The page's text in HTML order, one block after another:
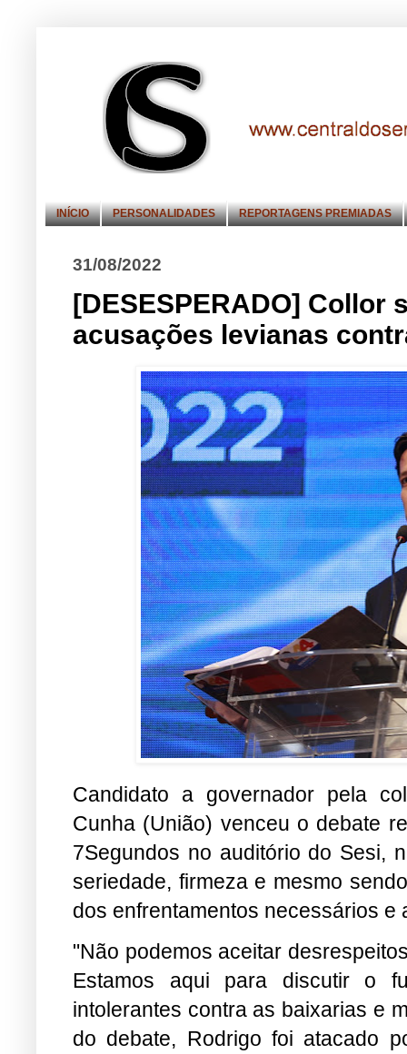
INÍCIO PERSONALIDADES REPORTAGENS PREMIADAS
31/08/2022
[DESESPERADO] Collor
acusações levianas
Candidato a governador pela
Cunha (União) venceu o debate
7Segundos no auditório do Sesi,
seriedade, firmeza e mesmo
dos enfrentamentos necessários
"Não podemos aceitar
Estamos aqui para discutir o
intolerantes contra as baixarias e
do debate, Rodrigo foi atacado